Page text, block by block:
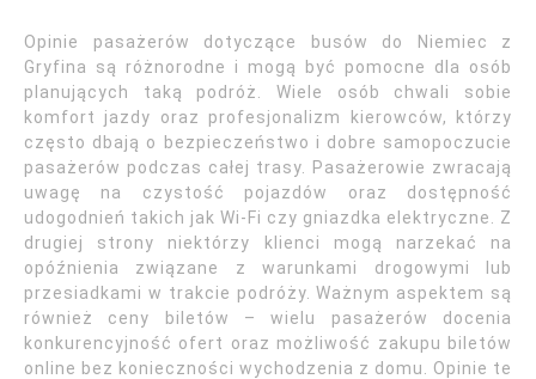
Opinie pasażerów dotyczące busów do Niemiec z
Gryfina są różnorodne i mogą być pomocne dla osób
planujących taką podróż. Wiele osób chwali sobie
komfort jazdy oraz profesjonalizm kierowców, którzy
często dbają o bezpieczeństwo i dobre samopoczucie
pasażerów podczas całej trasy. Pasażerowie zwracają
uwagę na czystość pojazdów oraz dostępność
udogodnień takich jak Wi-Fi czy gniazdka elektryczne. Z
drugiej strony niektórzy klienci mogą narzekać na
opóźnienia związane z warunkami drogowymi lub
przesiadkami w trakcie podróży. Ważnym aspektem są
również ceny biletów – wielu pasażerów docenia
konkurencyjność ofert oraz możliwość zakupu biletów
online bez konieczności wychodzenia z domu. Opinie te